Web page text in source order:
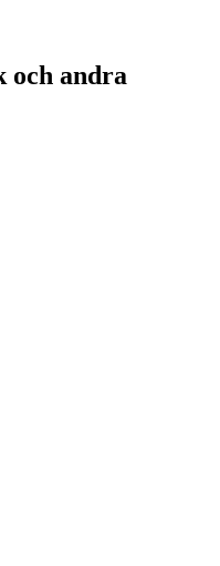
och andra